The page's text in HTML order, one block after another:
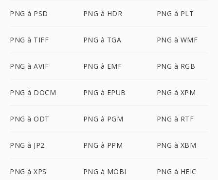
PNG à PSD PNG à HDR PNG à PLT
PNG à TIFF PNG à TGA PNG à WMF
PNG à AVIF PNG à EMF PNG à RGB
PNG à DOCM PNG à EPUB PNG à XPM
PNG à ODT PNG à PGM PNG à RTF
PNG à JP2 PNG à PPM PNG à XBM
PNG à XPS PNG à MOBI PNG à HEIC